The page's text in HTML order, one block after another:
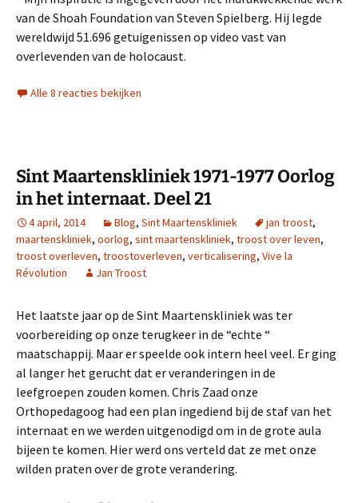
van de Shoah Foundation van Steven Spielberg. Hij legde
wereldwijd 51.696 getuigenissen op video vast van
overlevenden van de holocaust.
Alle 8 reacties bekijken
Sint Maartenskliniek 1971-1977 Oorlog
in het internaat. Deel 21
4 april, 2014 Blog, Sint Maartenskliniek jan troost,
maartenskliniek, oorlog, sint maartenskliniek, troost over leven,
troost overleven, troostoverleven, verticalisering, Vive la
Révolution
Jan Troost
Het laatste jaar op de Sint Maartenskliniek was ter
voorbereiding op onze terugkeer in de “echte “
maatschappij. Maar er speelde ook intern heel veel. Er ging
al langer het gerucht dat er veranderingen in de
leefgroepen zouden komen. Chris Zaad onze
Orthopedagoog had een plan ingediend bij de staf van het
internaat en we werden uitgenodigd om in de grote aula
bijeen te komen. Hier werd ons verteld dat ze met onze
wilden praten over de grote verandering.